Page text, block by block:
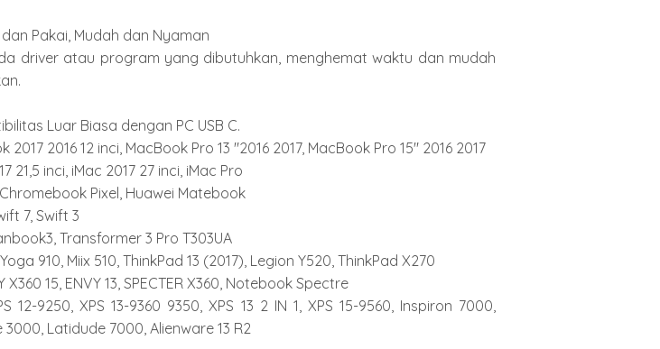
Pakai, Mudah dan Nyaman
driver atau program yang dibutuhkan, menghemat waktu dan mudah
Luar Biasa dengan PC USB C.
2017 2016 12 inci, MacBook Pro 13 "2016 2017, MacBook Pro 15" 2016 2017
21,5 inci, iMac 2017 27 inci, iMac Pro
Pixel, Huawei Matebook
7, Swift 3
Transformer 3 Pro T303UA
910, Miix 510, ThinkPad 13 (2017), Legion Y520, ThinkPad X270
X360 15, ENVY 13, SPECTER X360, Notebook Spectre
12-9250, XPS 13-9360 9350, XPS 13 2 IN 1, XPS 15-9560, Inspiron 7000,
Latidude 7000, Alienware 13 R2